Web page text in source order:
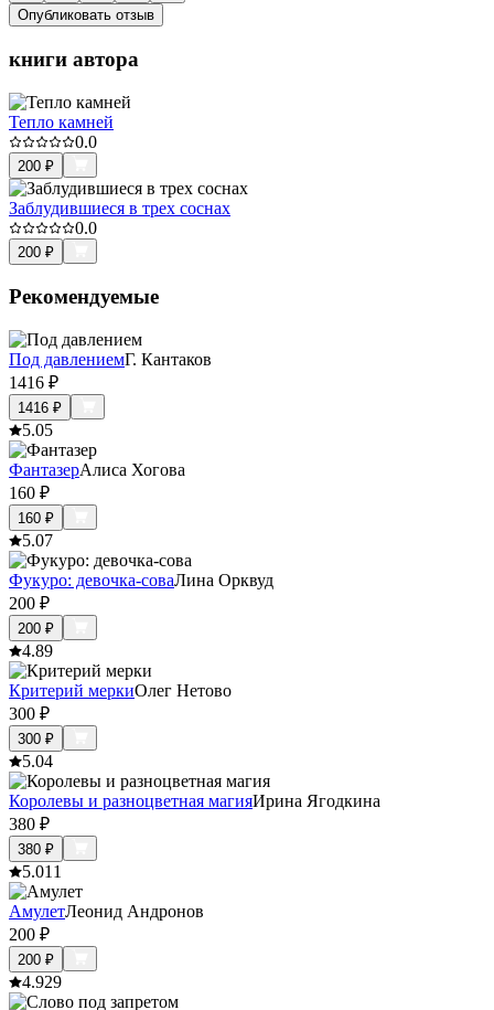
Опубликовать отзыв
книги автора
Тепло камней
0.0
200 ₽
Заблудившиеся в трех соснах
0.0
200 ₽
Рекомендуемые
Под давлениемГ. Кантаков
1416 ₽
1416 ₽
5.05
ФантазерАлиса Хогова
160 ₽
160 ₽
5.07
Фукуро: девочка-соваЛина Орквуд
200 ₽
200 ₽
4.89
Критерий меркиОлег Нетово
300 ₽
300 ₽
5.04
Королевы и разноцветная магияИрина Ягодкина
380 ₽
380 ₽
5.011
АмулетЛеонид Андронов
200 ₽
200 ₽
4.929